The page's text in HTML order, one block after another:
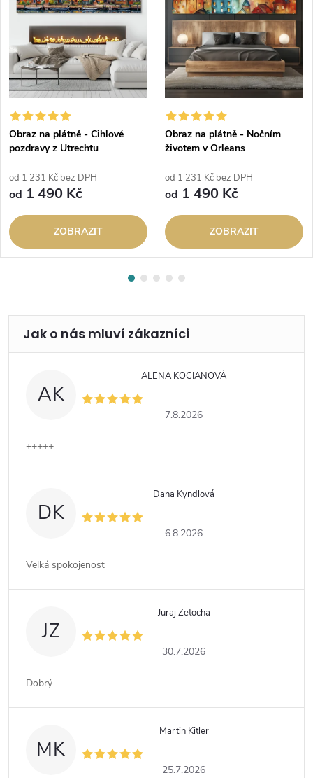
Obraz na plátně - Cihlové
pozdravy z Utrechtu
od 1 231 Kč bez DPH
od 1 490 Kč
ZOBRAZIT
Obraz na plátně - Nočním
životem v Orleans
od 1 231 Kč bez DPH
od 1 490 Kč
ZOBRAZIT
AK
ALENA KOCIANOVÁ
7.8.2026
+++++
DK
Dana Kyndlová
6.8.2026
Velká spokojenost
JZ
Juraj Zetocha
30.7.2026
Dobrý
MK
Martin Kitler
25.7.2026